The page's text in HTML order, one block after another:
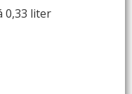
0,33 liter